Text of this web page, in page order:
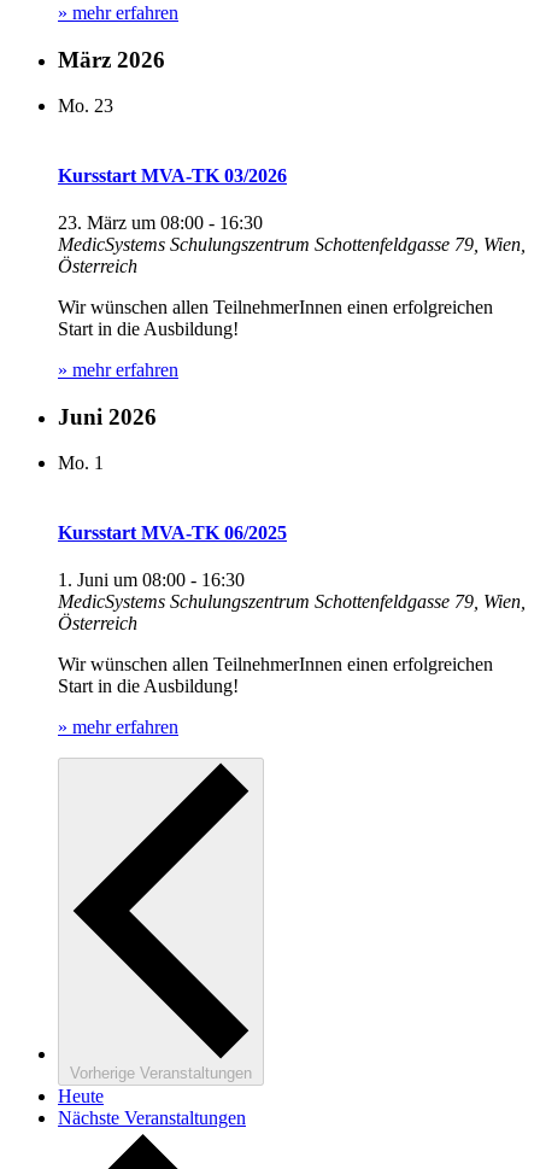
» mehr erfahren
März 2026
Mo. 23
Kursstart MVA-TK 03/2026
23. März um 08:00 - 16:30
MedicSystems Schulungszentrum Schottenfeldgasse 79, Wien,
Österreich
Wir wünschen allen TeilnehmerInnen einen erfolgreichen
Start in die Ausbildung!
» mehr erfahren
Juni 2026
Mo. 1
Kursstart MVA-TK 06/2025
1. Juni um 08:00 - 16:30
MedicSystems Schulungszentrum Schottenfeldgasse 79, Wien,
Österreich
Wir wünschen allen TeilnehmerInnen einen erfolgreichen
Start in die Ausbildung!
» mehr erfahren
Vorherige Veranstaltungen
Heute
Nächste Veranstaltungen